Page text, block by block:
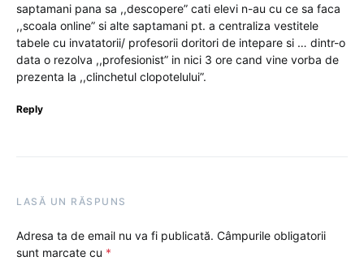
saptamani pana sa ,,descopere” cati elevi n-au cu ce sa faca
,,scoala online” si alte saptamani pt. a centraliza vestitele
tabele cu invatatorii/ profesorii doritori de intepare si … dintr-o
data o rezolva ,,profesionist” in nici 3 ore cand vine vorba de
prezenta la ,,clinchetul clopotelului”.
Reply
LASĂ UN RĂSPUNS
Adresa ta de email nu va fi publicată. Câmpurile obligatorii
sunt marcate cu *